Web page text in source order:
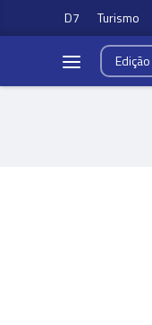
D7 Turismo
Edição